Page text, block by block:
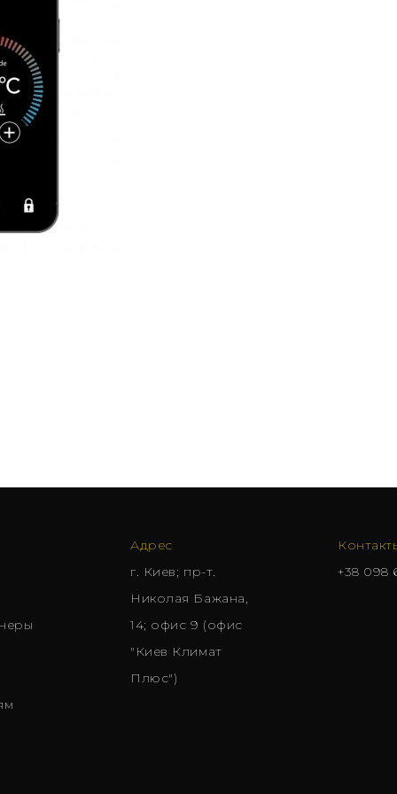
Адрес
г. Киев; пр-т.
Николая Бажана,
14; офис 9 (офис
"Киев Климат
Плюс")
+38 098